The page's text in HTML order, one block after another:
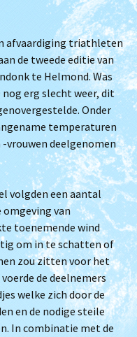
afvaardiging triathleten
de tweede editie van
te Helmond. Was
erg slecht weer, dit
Onder
temperaturen
-vrouwen deelgenomen
volgden een aantal
van
toenemende wind
om in te schatten of
zou zitten voor het
de deelnemers
welke zich door de
en de nodige steile
In combinatie met de